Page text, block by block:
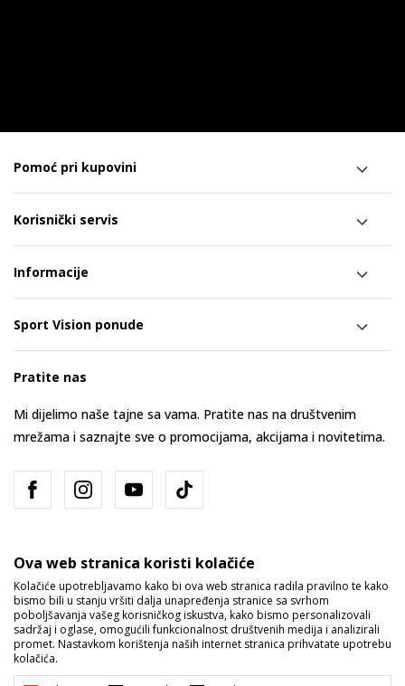
Pomoć pri kupovini
Korisnički servis
Informacije
Sport Vision ponude
Pratite nas
Mi dijelimo naše tajne sa vama. Pratite nas na društvenim
mrežama i saznajte sve o promocijama, akcijama i novitetima.
Bosna i Hercegovina Promijenite
Ova web stranica koristi kolačiće
Kolačiće upotrebljavamo kako bi ova web stranica radila pravilno te kako
bismo bili u stanju vršiti dalja unapređenja stranice sa svrhom
poboljšavanja vašeg korisničkog iskustva, kako bismo personalizovali
sadržaj i oglase, omogućili funkcionalnost društvenih medija i analizirali
promet. Nastavkom korištenja naših internet stranica prihvatate upotrebu
kolačića.